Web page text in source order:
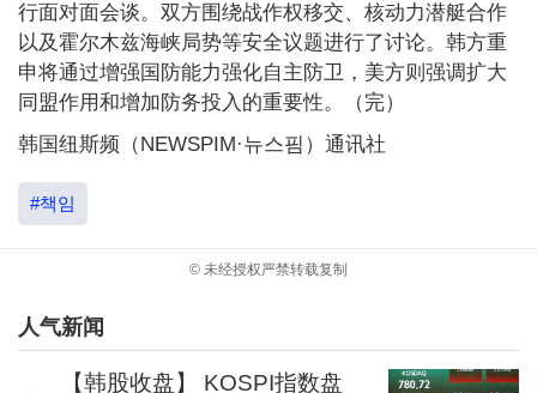
行面对面会谈。双方围绕战作权移交、核动力潜艇合作
以及霍尔木兹海峡局势等安全议题进行了讨论。韩方重
申将通过增强国防能力强化自主防卫，美方则强调扩大
同盟作用和增加防务投入的重要性。（完）
韩国纽斯频（NEWSPIM·뉴스핌）通讯社
#책임
© 未经授权严禁转载复制
人气新闻
【韩股收盘】 KOSPI指数盘